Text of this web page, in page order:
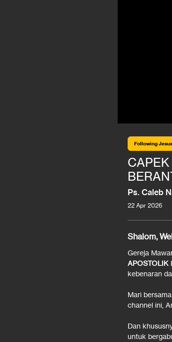
Following Jesus
Ps. Caleb
22 Apr 2026
Shalom,
Gereja
APOSTOLIK
kebenaran
Mari
channel ini,
Dan
untuk